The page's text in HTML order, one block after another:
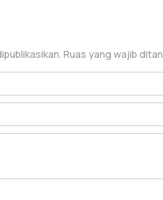
Ruas yang wajib